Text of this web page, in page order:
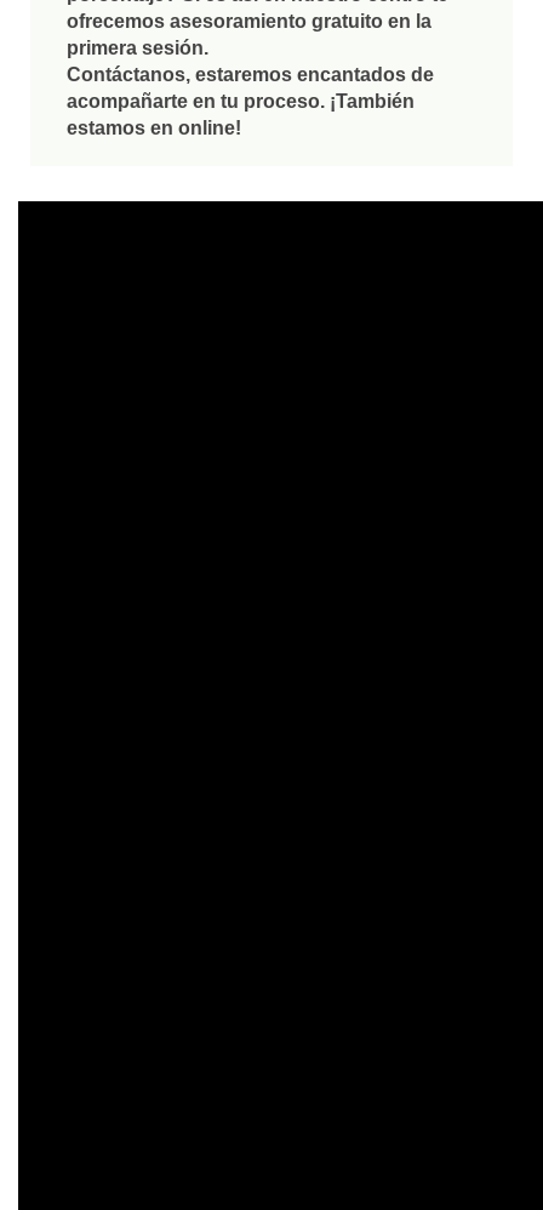
ofrecemos asesoramiento gratuito en la
primera sesión.
Contáctanos, estaremos encantados de
acompañarte en tu proceso. ¡También
estamos en online!